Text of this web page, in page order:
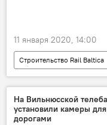
11 января 2020, 14:00
Строительство Rail Baltica
В мире
Эстония
Rail Baltica
На Вильнюсской
установили камеры
дорогами